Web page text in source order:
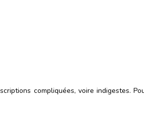
compliquées, voire indigestes.